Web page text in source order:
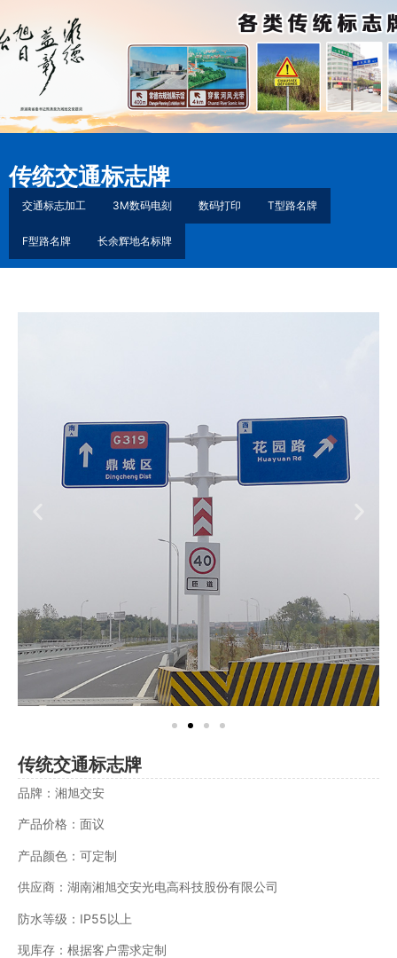
传统交通标志牌
交通标志加工 3M数码电刻 数码打印 T型路名牌
F型路名牌 长余辉地名标牌
传统交通标志牌
品牌：湘旭交安
产品价格：面议
产品颜色：可定制
供应商：湖南湘旭交安光电高科技股份有限公司
防水等级：IP55以上
现库存：根据客户需求定制